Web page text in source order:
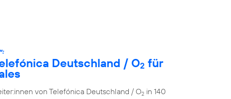
Deutschland / O2 für
von Telefónica Deutschland / O2 in 140